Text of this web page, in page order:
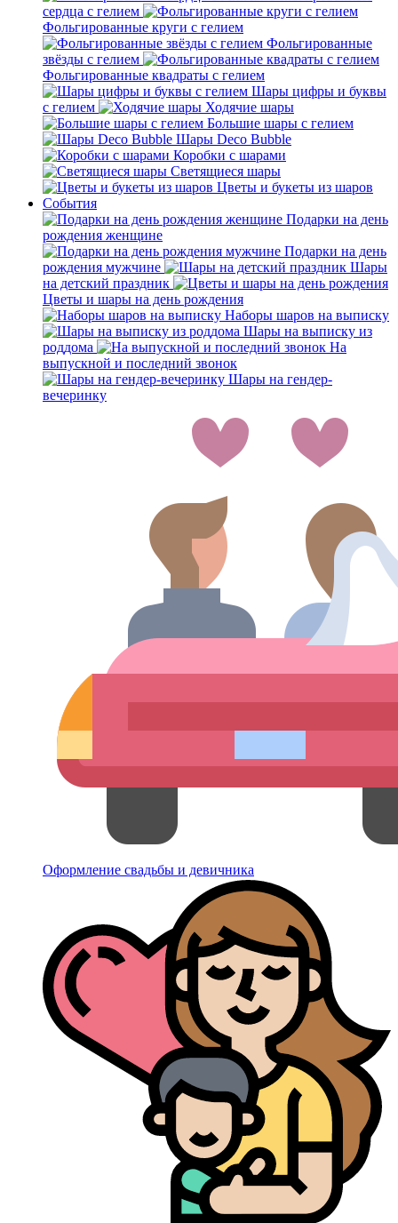
сердца с гелием
Фольгированные круги с гелием
Фольгированные
звёзды с гелием
Фольгированные квадраты с гелием
Шары цифры и буквы
с гелием
Ходячие шары
Большие шары с гелием
Шары Deco Bubble
Коробки с шарами
Светящиеся шары
Цветы и букеты из шаров
События
Подарки на день
рождения женщине
Подарки на день
рождения мужчине
Шары
на детский праздник
Цветы и шары на день рождения
Наборы шаров на выписку
Шары на выписку из
роддома
На
выпускной и последний звонок
Шары на гендер-
вечеринку
Оформление свадьбы и девичника